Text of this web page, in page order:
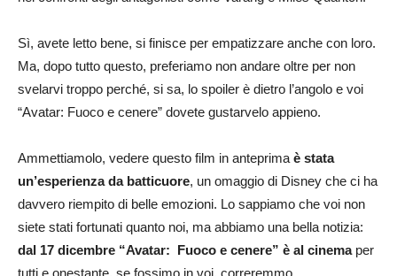
Sì, avete letto bene, si finisce per empatizzare anche con loro.
Ma, dopo tutto questo, preferiamo non andare oltre per non
svelarvi troppo perché, si sa, lo spoiler è dietro l’angolo e voi
“Avatar: Fuoco e cenere” dovete gustarvelo appieno.
Ammettiamolo, vedere questo film in anteprima è stata
un’esperienza da batticuore, un omaggio di Disney che ci ha
davvero riempito di belle emozioni. Lo sappiamo che voi non
siete stati fortunati quanto noi, ma abbiamo una bella notizia:
dal 17 dicembre “Avatar: Fuoco e cenere” è al cinemaper
tutti e onestante, se fossimo in voi, correremmo